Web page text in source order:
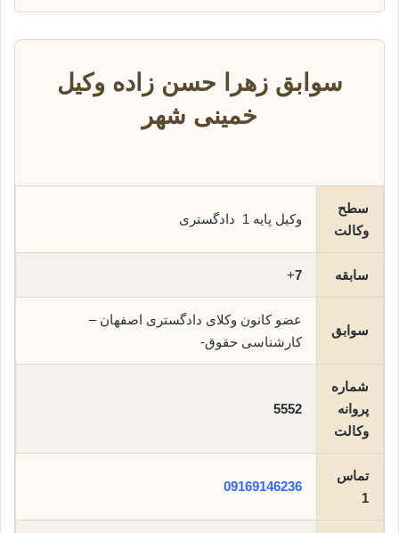
سوابق زهرا حسن زاده وکیل
خمینی شهر
سطح
وکالت
وکیل پایه 1 دادگستری
سابقه 7
+
سوابق
عضو کانون وکلای دادگستری اصفهان –
کارشناسی حقوق-
شماره
پروانه
وکالت
5552
تماس
1
09169146236